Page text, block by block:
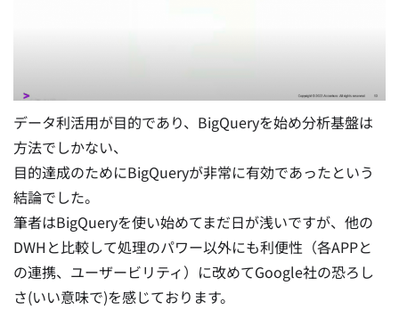
データ利活用が目的であり、BigQueryを始め分析基盤は
方法でしかない、
目的達成のためにBigQueryが非常に有効であったという
結論でした。
筆者はBigQueryを使い始めてまだ日が浅いですが、他の
DWHと比較して処理のパワー以外にも利便性（各APPと
の連携、ユーザービリティ）に改めてGoogle社の恐ろし
さ(いい意味で)を感じております。